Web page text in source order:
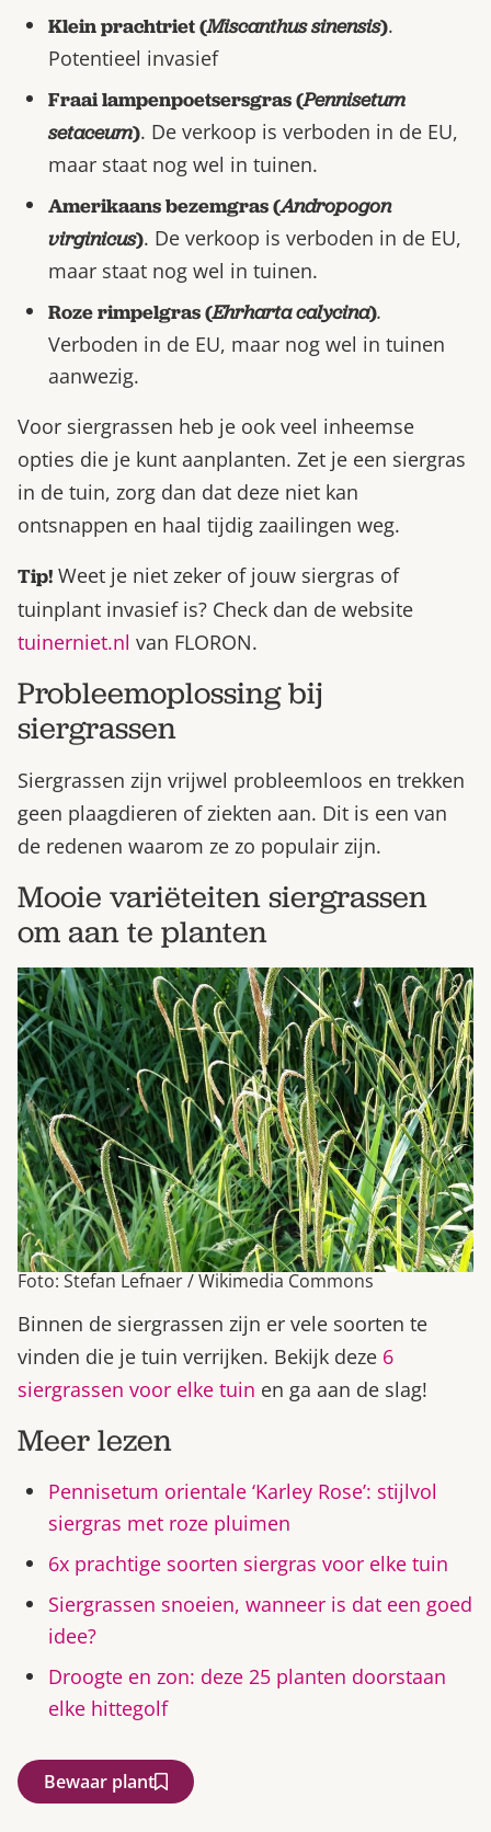
Klein prachtriet (Miscanthus sinensis).
Potentieel invasief
Fraai lampenpoetsersgras (Pennisetum
setaceum). De verkoop is verboden in de EU,
maar staat nog wel in tuinen.
Amerikaans bezemgras (Andropogon
virginicus). De verkoop is verboden in de EU,
maar staat nog wel in tuinen.
Roze rimpelgras (Ehrharta calycina).
Verboden in de EU, maar nog wel in tuinen
aanwezig.
Voor siergrassen heb je ook veel inheemse
opties die je kunt aanplanten. Zet je een siergras
in de tuin, zorg dan dat deze niet kan
ontsnappen en haal tijdig zaailingen weg.
Tip! Weet je niet zeker of jouw siergras of
tuinplant invasief is? Check dan de website
tuinerniet.nl van FLORON.
Probleemoplossing bij
siergrassen
Siergrassen zijn vrijwel probleemloos en trekken
geen plaagdieren of ziekten aan. Dit is een van
de redenen waarom ze zo populair zijn.
Mooie variëteiten siergrassen
om aan te planten
Foto: Stefan Lefnaer / Wikimedia Commons
Binnen de siergrassen zijn er vele soorten te
vinden die je tuin verrijken. Bekijk deze 6
siergrassen voor elke tuin en ga aan de slag!
Meer lezen
Pennisetum orientale ‘Karley Rose’: stijlvol
siergras met roze pluimen
6x prachtige soorten siergras voor elke tuin
Siergrassen snoeien, wanneer is dat een goed
idee?
Droogte en zon: deze 25 planten doorstaan
elke hittegolf
Bewaar plant